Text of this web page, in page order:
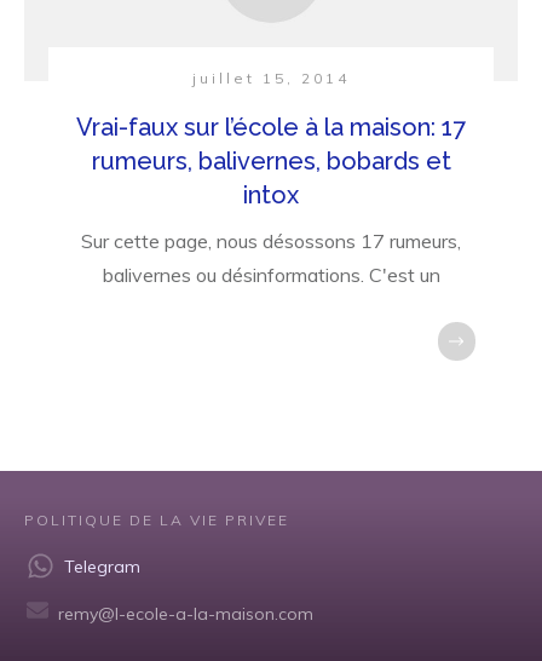
juillet 15, 2014
Vrai-faux sur l’école à la maison: 17
rumeurs, balivernes, bobards et
intox
Sur cette page, nous désossons 17 rumeurs,
balivernes ou désinformations. C'est un
POLITIQUE DE LA VIE PRIVEE
Telegram
remy@l-ecole-a-la-maison.com